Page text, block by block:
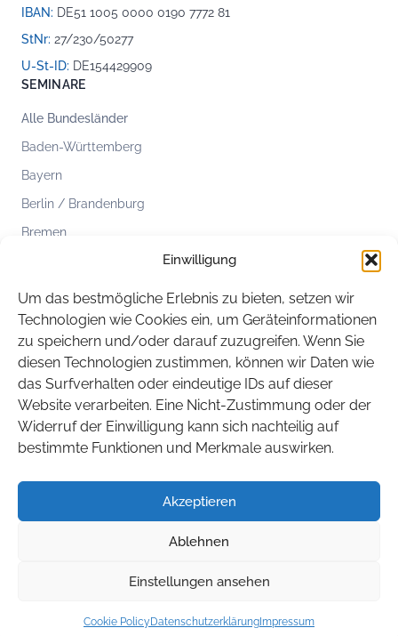
Einwilligung
Um das bestmögliche Erlebnis zu bieten, setzen wir
Technologien wie Cookies ein, um Geräteinformationen
zu speichern und/oder darauf zuzugreifen. Wenn Sie
diesen Technologien zustimmen, können wir Daten wie
das Surfverhalten oder eindeutige IDs auf dieser
Website verarbeiten. Eine Nicht-Zustimmung oder der
Widerruf der Einwilligung kann sich nachteilig auf
bestimmte Funktionen und Merkmale auswirken.
Akzeptieren
Ablehnen
Einstellungen ansehen
Cookie Policy Datenschutzerklärung Impressum
IBAN: DE51 1005 0000 0190 7772 81
StNr: 27/230/50277
U-St-ID: DE154429909
SEMINARE
Alle Bundesländer
Baden-Württemberg
Bayern
Berlin / Brandenburg
Bremen
Mecklenburg-Vorpommern
Niedersachsen
Nordrhein-Westfalen
Rheinland-Pfalz
Saarland
© 2026 BITEG. Alle Rechte vorbehalten.